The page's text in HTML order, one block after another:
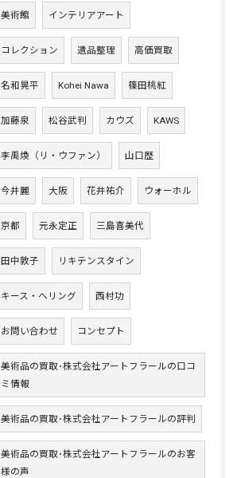
美術館 インテリアアート
コレクション 遺品整理 高価買取
名和晃平 Kohei Nawa 篠田桃紅
加藤泉 松谷武判 カウズ KAWS
李禹煥（リ・ウファン） 山口歴
今井麗 大阪 花井祐介 ウォーホル
京都 元永定正 三島喜美代
田中敦子 リキテンスタイン
キース・ヘリング 西村功
お問い合わせ コンセプト
美術品の買取･株式会社アートフラールの口コ
ミ情報
美術品の買取･株式会社アートフラールの評判
美術品の買取･株式会社アートフラールのお客
様の声